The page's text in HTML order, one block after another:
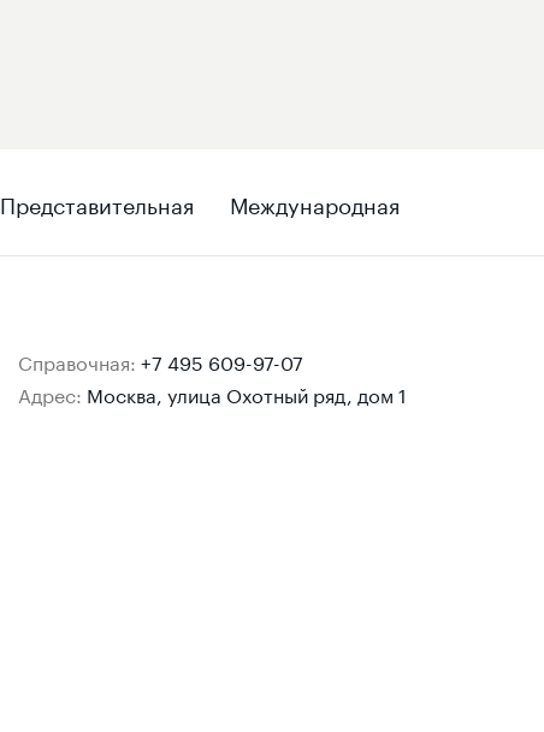
Представительная Международная
Справочная: +7 495 609-97-07
Адрес: Москва, улица Охотный ряд, дом 1